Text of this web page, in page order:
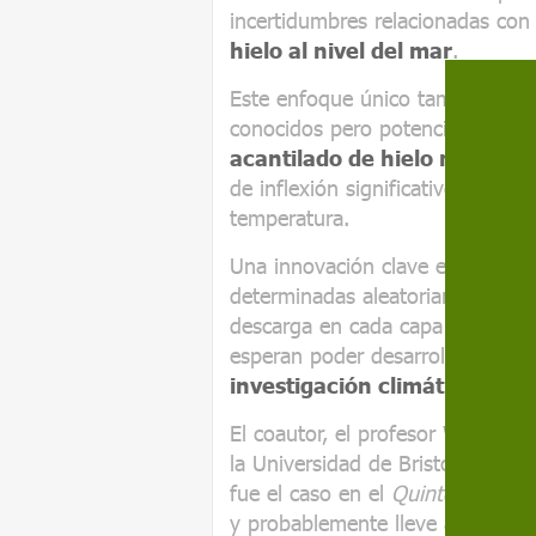
incertidumbres relacionadas con
hielo al nivel del mar.
Este enfoque único también
conocidos pero potencialmente
acantilado de hielo marino"
de inflexión significativos en la
temperatura.
Una innovación clave en este
determinadas aleatoriamente
descarga en cada capa de
esperan poder desarrollarse y
investigación climática
El coautor, el profesor Willy
la Universidad de Bristol,
fue el caso en el Quinto Informe
y probablemente lleve a una